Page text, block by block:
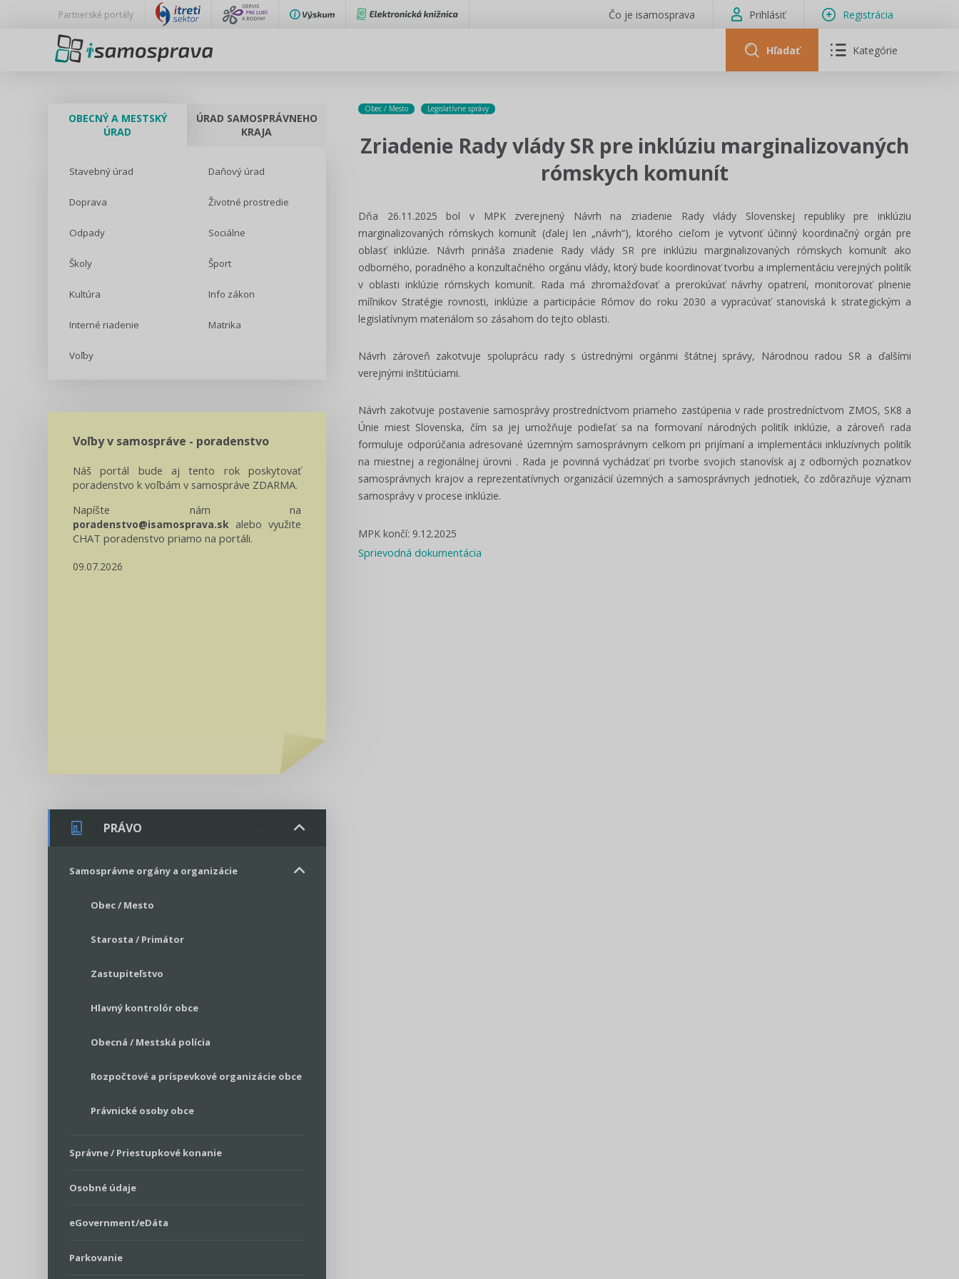
Partnerské portály Čo je isamosprava Prihlásiť Registrácia
Hľadať Kategórie
OBECNÝ A MESTSKÝ
ÚRAD
ÚRAD SAMOSPRÁVNEHO
KRAJA
Stavebný úrad Daňový úrad
Doprava Životné prostredie
Odpady Sociálne
Školy Šport
Kultúra Info zákon
Interné riadenie Matrika
Voľby
Voľby v samospráve - poradenstvo
Náš portál bude aj tento rok poskytovať
poradenstvo k voľbám v samospráve ZDARMA.
Napíšte nám na
poradenstvo@isamosprava.sk alebo využite
CHAT poradenstvo priamo na portáli.
09.07.2026
PRÁVO
Samosprávne orgány a organizácie
Obec / Mesto
Starosta / Primátor
Zastupiteľstvo
Hlavný kontrolór obce
Obecná / Mestská polícia
Rozpočtové a príspevkové organizácie obce
Právnické osoby obce
Správne / Priestupkové konanie
Osobné údaje
eGovernment/eDáta
Parkovanie
Obec / Mesto Legislatívne správy
Zriadenie Rady vlády SR pre inklúziu marginalizovaných
rómskych komunít
Dňa 26.11.2025 bol v MPK zverejnený Návrh na zriadenie Rady vlády Slovenskej republiky pre inklúziu
marginalizovaných rómskych komunít (ďalej len „návrh“), ktorého cieľom je vytvoriť účinný koordinačný orgán pre
oblasť inklúzie. Návrh prináša zriadenie Rady vlády SR pre inklúziu marginalizovaných rómskych komunít ako
odborného, poradného a konzultačného orgánu vlády, ktorý bude koordinovať tvorbu a implementáciu verejných politík
v oblasti inklúzie rómskych komunít. Rada má zhromažďovať a prerokúvať návrhy opatrení, monitorovať plnenie
míľnikov Stratégie rovnosti, inklúzie a participácie Rómov do roku 2030 a vypracúvať stanoviská k strategickým a
legislatívnym materiálom so zásahom do tejto oblasti.
Návrh zároveň zakotvuje spoluprácu rady s ústrednými orgánmi štátnej správy, Národnou radou SR a ďalšími
verejnými inštitúciami.
Návrh zakotvuje postavenie samosprávy prostredníctvom priameho zastúpenia v rade prostredníctvom ZMOS, SK8 a
Únie miest Slovenska, čím sa jej umožňuje podieľať sa na formovaní národných politík inklúzie, a zároveň rada
formuluje odporúčania adresované územným samosprávnym celkom pri prijímaní a implementácii inkluzívnych politík
na miestnej a regionálnej úrovni . Rada je povinná vychádzať pri tvorbe svojich stanovísk aj z odborných poznatkov
samosprávnych krajov a reprezentatívnych organizácií územných a samosprávnych jednotiek, čo zdôrazňuje význam
samosprávy v procese inklúzie.
MPK končí: 9.12.2025
Sprievodná dokumentácia